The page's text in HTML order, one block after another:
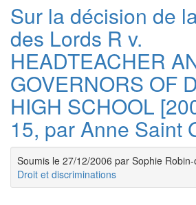
Sur la décision de
des Lords R v.
HEADTEACHER
GOVERNORS OF
HIGH SCHOOL
15, par Anne Saint
Soumis le 27/12/2006 par Sophie
Droit et discriminations